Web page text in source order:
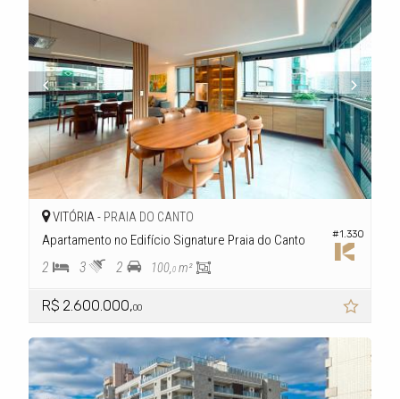
#1.330
VITÓRIA - PRAIA DO CANTO
Apartamento no Edifício Signature Praia do Canto
2 3 2 100,0 m²
R$ 2.600.000,00